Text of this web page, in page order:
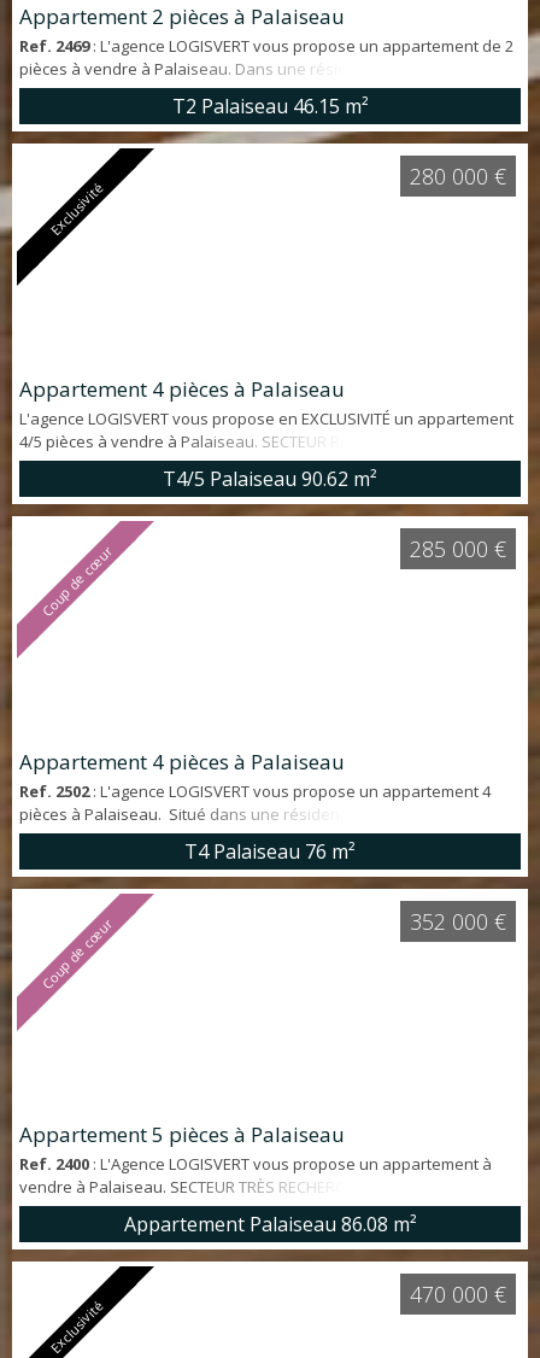
Appartement 2 pièces à Palaiseau
Ref. 2469: L'agence LOGISVERT vous propose un appartement de 2
pièces à vendre à Palaiseau. Dans une résidence récente de
standing, idéalement situé au premier étage avec ASCENSEUR,
deux pièces d'environ 46m² offrant : entrée, salle de bains avec wc,
séjour avec cuisine ouverte donnant sur une TERRASSE. Un DOUBLE
emplacement de parking en SOUS-SOL complète ce bien. POCHE
COMMODITÉS : RER Palaiseau ...
T2 Palaiseau 46.15 m²
Exclusivité
Appartement 4 pièces à Palaiseau
L'agence LOGISVERT vous propose en EXCLUSIVITÉ un appartement
4/5 pièces à vendre à Palaiseau. SECTEUR RECHERCHÉ. Situé au
4ème et DERNIER ÉTAGE avec ASCENSEUR, appartement LUMINEUX
en BON ÉTAT GÉNÉRAL d'environ 91 m² offrant : entrée, belle cuisine
aménagée et équipée, grand SÉJOUR DOUBLE avec BALCON exposé
SUD et SANS VIS-À-VIS, 3 chambres avec placards, WC indépendant
et salle de bain...
T4/5 Palaiseau 90.62 m²
280 000 €
Coup de cœur
Appartement 4 pièces à Palaiseau
Ref. 2502: L'agence LOGISVERT vous propose un appartement 4
pièces à Palaiseau. Situé dans une résidence CALME et
VERDOYANTE, appartement d'environ 76 m² en TRÈS BON ÉTAT
GÉNÉRAL offrant : entrée avec placards, séjour ouvrant sur BALCON
PLEIN SUD avec BELLE VUE sur la vallée, cuisine aménagée et
équipée, 3 chambres, salle d'eau et WC indépendant. Une place de
PARKING privative ainsi qu'une CA...
T4 Palaiseau 76 m²
285 000 €
Coup de cœur
Appartement 5 pièces à Palaiseau
Ref. 2400 : L'Agence LOGISVERT vous propose un appartement à
vendre à Palaiseau. SECTEUR TRÈS RECHERCHÉ. Appartement en
REZ-DE-JARDIN d'environ 90 m² offrant: entrée, cuisine aménagée et
équipée, SÉJOUR de EXPOSÉ EST ouvrant d'un côté sur un BALCON
et de l'autre sur TERRASSE et JARDIN, salle de bains entièrement
RÉNOVÉE, WC indépendant et 3 chambres. De nombreux
RANGEMENTS (placards, cellier), une C...
Appartement Palaiseau 86.08 m²
352 000 €
Exclusivité
470 000 €